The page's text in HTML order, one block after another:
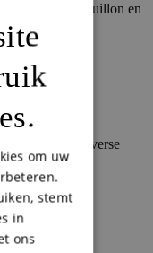
van bouillon en
specerijen, verse
witte bol
om uw
stemt
in
ons